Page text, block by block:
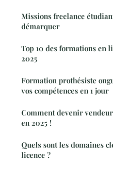
Missions freelance
démarquer
Top 10 des formations en
2025
Formation prothésiste
vos compétences en 1 jour
Comment devenir
en 2025 !
Quels sont les domaines
licence ?